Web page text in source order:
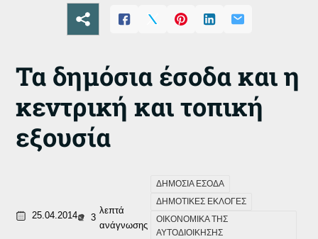
Τα δημόσια έσοδα και η
κεντρική και τοπική
εξουσία
25.04.2014 3
λεπτά
ανάγνωσης
ΔΗΜΟΣΙΑ ΕΣΟΔΑ
ΔΗΜΟΤΙΚΕΣ ΕΚΛΟΓΕΣ
ΟΙΚΟΝΟΜΙΚΑ ΤΗΣ
ΑΥΤΟΔΙΟΙΚΗΣΗΣ